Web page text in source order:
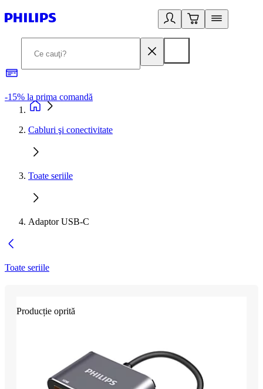
-15% la prima comandă
Cabluri şi conectivitate
Toate seriile
Adaptor USB-C
Toate seriile
Producție oprită